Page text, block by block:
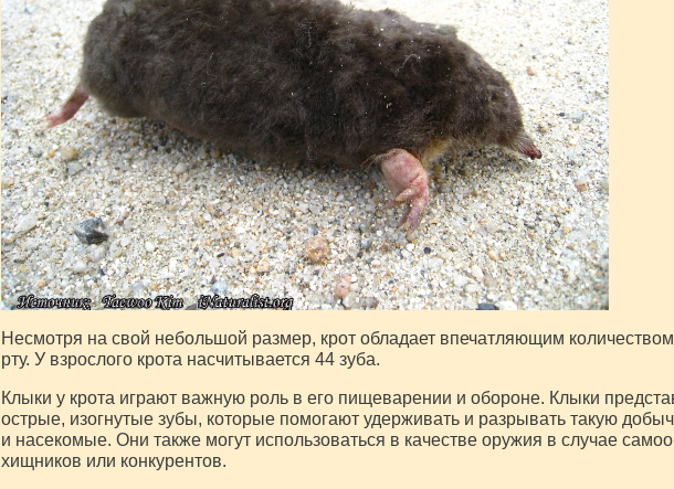
Несмотря на свой небольшой размер, крот обладает впечатляющим
рту. У взрослого крота насчитывается 44 зуба.
Клыки у крота играют важную роль в его пищеварении и обороне. Клыки
острые, изогнутые зубы, которые помогают удерживать и разрывать такую
и насекомые. Они также могут использоваться в качестве оружия в случае
хищников или конкурентов.